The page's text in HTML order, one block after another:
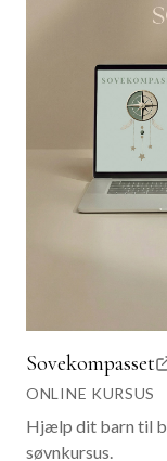
Sovekompasset
ONLINE KURSUS
Hjælp dit barn til
søvnkursus.